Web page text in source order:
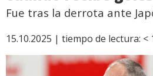
Fue tras la derrota ante
15.10.2025 | tiempo de lectura: <